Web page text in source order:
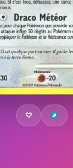
♡